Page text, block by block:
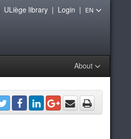
About
ULiège library| Login | EN